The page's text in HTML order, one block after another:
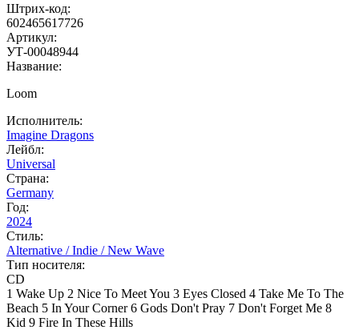
Штрих-код:
602465617726
Артикул:
УТ-00048944
Название:
Loom
Исполнитель:
Imagine Dragons
Лейбл:
Universal
Страна:
Germany
Год:
2024
Стиль:
Alternative / Indie / New Wave
Тип носителя:
CD
1 Wake Up 2 Nice To Meet You 3 Eyes Closed 4 Take Me To The
Beach 5 In Your Corner 6 Gods Don't Pray 7 Don't Forget Me 8
Kid 9 Fire In These Hills